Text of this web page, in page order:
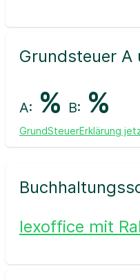
Grundsteuer A
A: % B: %
GrundSteuerErklärung
lexoffice mit